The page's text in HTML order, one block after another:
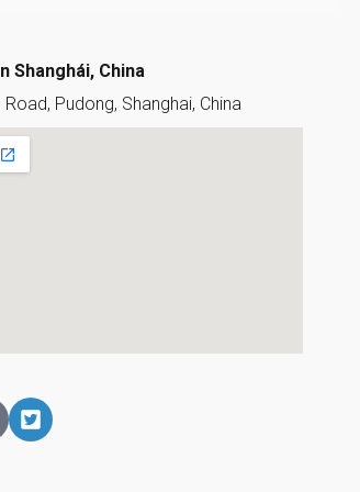
Shanghái, China
Pudong, Shanghai, China